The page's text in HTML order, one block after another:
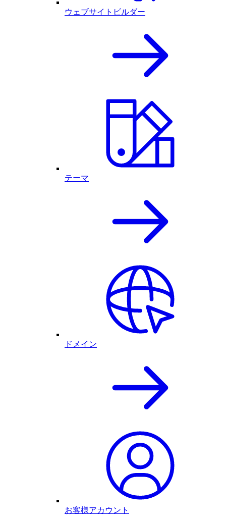
ウェブサイトビルダー
テーマ
ドメイン
お客様アカウント